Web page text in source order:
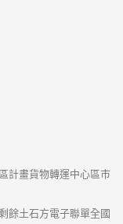
計畫貨物轉運中心區市
餘土石方電子聯單全國